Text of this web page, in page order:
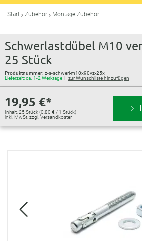
Start Zubehör Montage Zubehör
Schwerlastdübel M10
25 Stück
Produktnummer: z-s-schwerl-m10x90vz-25x
Lieferzeit: ca. 1-2 Werktage
zur Wunschliste hinzufügen
19,95 €*
Inhalt:25 Stück(0,80 € / 1 Stück)
inkl. MwSt. zzgl. Versandkosten